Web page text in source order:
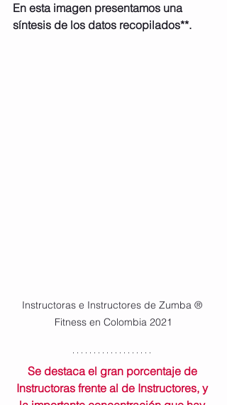
En esta imagen presentamos una
síntesis de los datos recopilados**.
Instructoras e Instructores de Zumba ®
Fitness en Colombia 2021
Se destaca el gran porcentaje de
Instructoras frente al de Instructores, y